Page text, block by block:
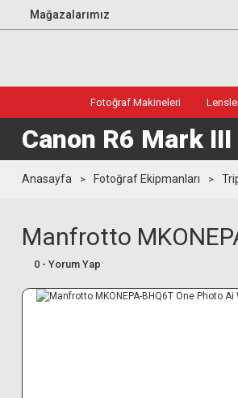
Mağazalarımız
Fotoğraf Makineleri
Canon R6 Mark III
Anasayfa Fotoğraf Ekipmanları
Manfrotto
0 - Yorum Yap